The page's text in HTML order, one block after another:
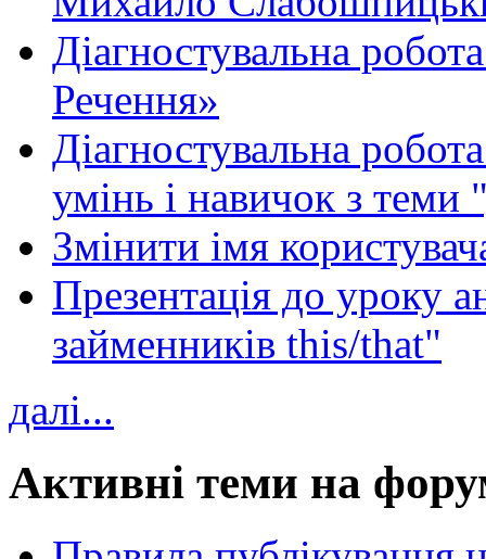
Діагностувальна
Речення»
Діагностувальна
умінь і навичок з теми
Змінити імя
Презентація до уроку
займенників this/that"
далі...
Активні теми на